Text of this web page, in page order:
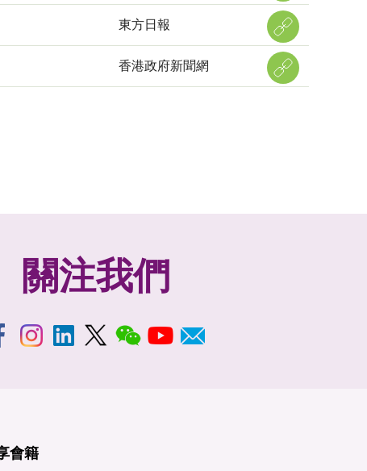
東方日報
香港政府新聞網
關注我們
會籍